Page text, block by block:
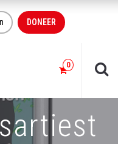
DONEER